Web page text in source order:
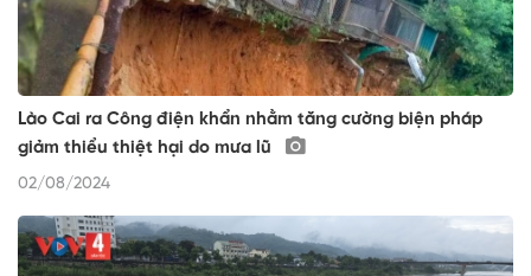
Lào Cai ra Công điện khẩn nhằm tăng cường biện pháp
giảm thiểu thiệt hại do mưa lũ
02/08/2024